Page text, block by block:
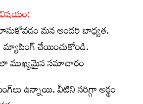
విషయం:
మన అందరి బాధ్యత.
మ్యాపింగ్ చేయించుకోండి.
ముఖ్యమైన సమాచారం
ఉన్నాయి. వీటిని సరిగ్గా అర్థం